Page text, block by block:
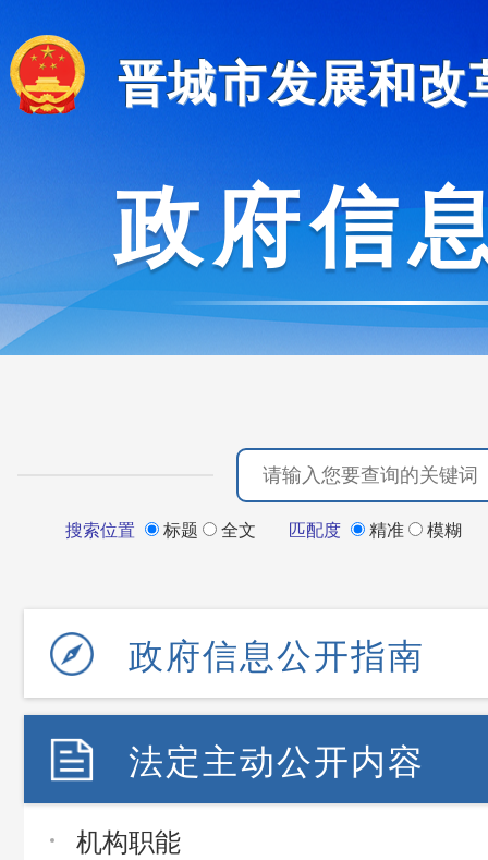
晋城市发展和改
政府信
搜索位置 标题 全文 匹配度 精准 模糊
政府信息公开指南
法定主动公开内容
机构职能